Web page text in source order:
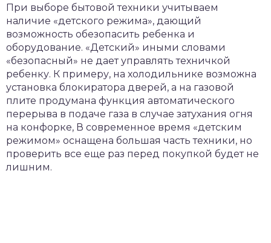
При выборе бытовой техники учитываем
наличие «детского режима», дающий
возможность обезопасить ребенка и
оборудование. «Детский» иными словами
«безопасный» не дает управлять техничкой
ребенку. К примеру, на холодильнике возможна
установка блокиратора дверей, а на газовой
плите продумана функция автоматического
перерыва в подаче газа в случае затухания огня
на конфорке, В современное время «детским
режимом» оснащена большая часть техники, но
проверить все еще раз перед покупкой будет не
лишним.